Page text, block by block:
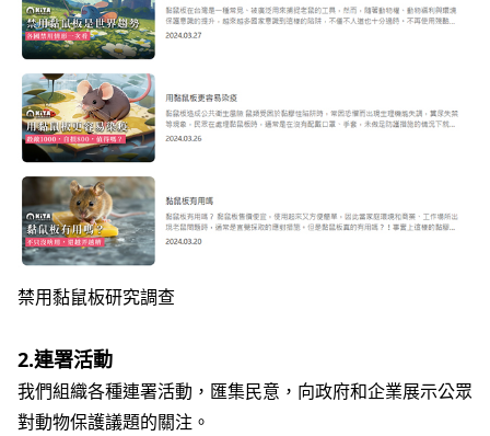
禁用黏鼠板研究調查
2.連署活動
我們組織各種連署活動，匯集民意，向政府和企業展示公眾
對動物保護議題的關注。